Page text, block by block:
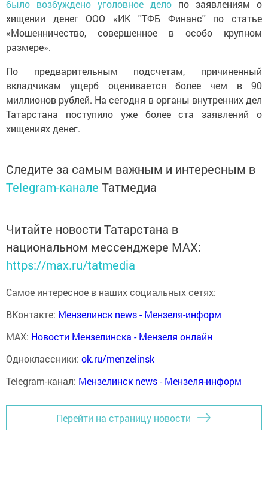
было возбуждено уголовное дело по заявлениям о
хищении денег ООО «ИК ''ТФБ Финанс'' по статье
«Мошенничество, совершенное в особо крупном
размере».
По предварительным подсчетам, причиненный
вкладчикам ущерб оценивается более чем в 90
миллионов рублей. На сегодня в органы внутренних дел
Татарстана поступило уже более ста заявлений о
хищениях денег.
Следите за самым важным и интересным в
Telegram-канале Татмедиа
Читайте новости Татарстана в
национальном мессенджере MАХ:
https://max.ru/tatmedia
Самое интересное в наших социальных сетях:
ВКонтакте: Мензелинск news - Мензеля-информ
MAX: Новости Мензелинска - Мензеля онлайн
Одноклассники: ok.ru/menzelinsk
Telegram-канал: Мензелинск news - Мензеля-информ
Перейти на страницу новости